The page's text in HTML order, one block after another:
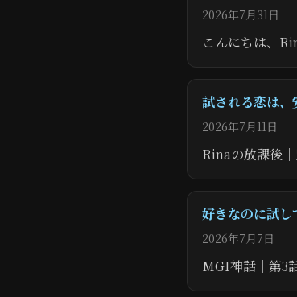
2026年7月31日
こんにちは、
試される恋は、
2026年7月11日
Rinaの放課後
好きなのに試し
2026年7月7日
MGI神話｜第3